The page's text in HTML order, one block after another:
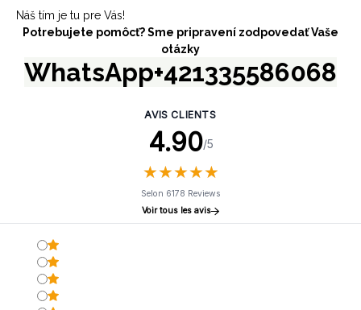
Náš tím je tu pre Vás!
Potrebujete pomôcť? Sme pripravení zodpovedať Vaše
otázky
WhatsApp+421335586068
AVIS CLIENTS
4.90/5
★★★★★
★★★★★
Selon 6178 Reviews
Voir tous les avis